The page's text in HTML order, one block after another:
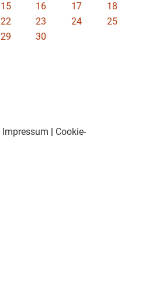
15 16 17
18
22 23 24
25
29
30
Impressum
Cookie-